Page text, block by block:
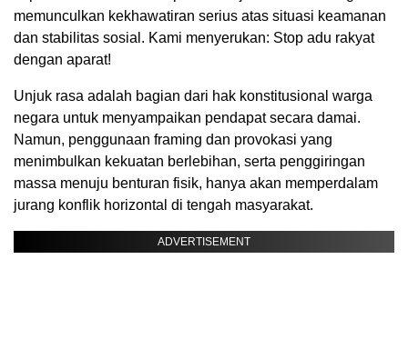
memunculkan kekhawatiran serius atas situasi keamanan
dan stabilitas sosial. Kami menyerukan: Stop adu rakyat
dengan aparat!
Unjuk rasa adalah bagian dari hak konstitusional warga
negara untuk menyampaikan pendapat secara damai.
Namun, penggunaan framing dan provokasi yang
menimbulkan kekuatan berlebihan, serta penggiringan
massa menuju benturan fisik, hanya akan memperdalam
jurang konflik horizontal di tengah masyarakat.
ADVERTISEMENT